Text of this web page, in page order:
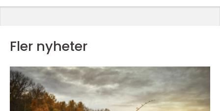
Fler nyheter